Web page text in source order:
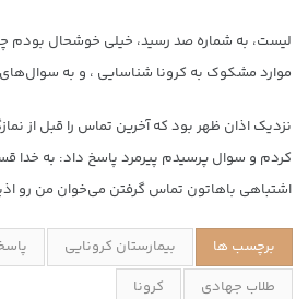
لیست، به شماره صد رسید، خیلی خوشحال بودم
موارد مشکوک به کرونا شناسایی ، و به
نزدیک اذان ظهر بود که آخرین تماس را قبل از
کردم و سوال پرسیدم پیرمرد پاسخ داد: به خدا
اشتباهی باهاتون تماس گرفتن می‌خوان من رو
برچسب ها بیمارستان کرونایی
طلاب جهادی
کرونا